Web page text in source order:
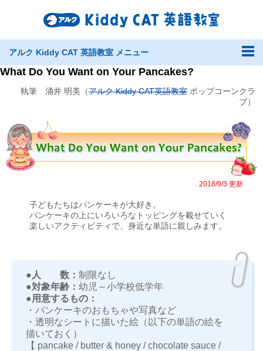
アルク Kiddy CAT 英語教室 メニュー
What Do You Want on Your Pancakes?
執筆 涌井 明美（アルク Kiddy CAT英語教室 ポップコーンクラ
ブ）
2018/9/3 更新
子どもたちはパンケーキが大好き。
パンケーキの上にいろいろなトッピングを載せていく
楽しいアクティビティで、身近な単語に親しみます。
●人 数： 制限なし
●対象年齢： 幼児～小学校低学年
●用意するもの：
・パンケーキのおもちゃや写真など
・透明なシートに描いた絵（以下の単語の絵を
描いておく）
【 pancake / butter & honey / chocolate sauce /